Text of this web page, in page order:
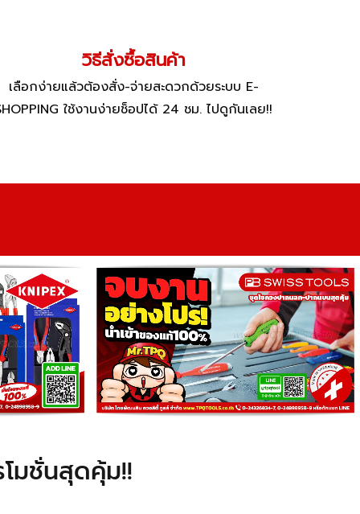
วิธีสั่งซื้อสินค้า
เลือกง่ายแล้วต้องสั่ง-จ่ายสะดวกด้วยระบบ E-
ใช้งานง่ายช็อปได้ 24 ชม. ไปดูกันเลย!!
มชั่นสุดคุ้ม!!